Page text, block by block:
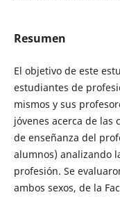
Resumen
El objetivo de este
estudiantes de
mismos y sus
jóvenes acerca de las
de enseñanza del
alumnos) analizando
profesión. Se
ambos sexos, de la